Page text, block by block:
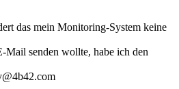
das mein Monitoring-System keine
Mail senden wollte, habe ich den